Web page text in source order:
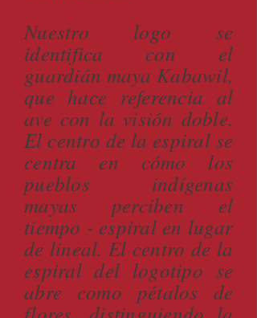
Nuestro logo se
identifica con el
guardián maya Kabawil,
que hace referencia al
ave con la visión doble.
El centro de la espiral se
centra en cómo los
pueblos indígenas
mayas perciben el
tiempo - espiral en lugar
de lineal. El centro de la
espiral del logotipo se
abre como pétalos de